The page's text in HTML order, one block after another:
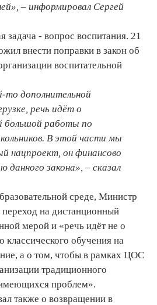
– информировал Сергей
задача - вопрос воспитания. 21
внести поправки в закон об
воспитательной
то дополнительной
речь идёт о
большой работы по
В этой части мы
нацпроект, он финансово
данного закона», – сказал
среде, Министр
на дистанционный
мерой и «речь идёт не о
классического обучения на
а о том, чтобы в рамках ЦОС
традиционного
проблем».
также о возвращении в